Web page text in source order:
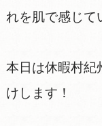
れを肌で感じて
本日は休暇村紀
けします！